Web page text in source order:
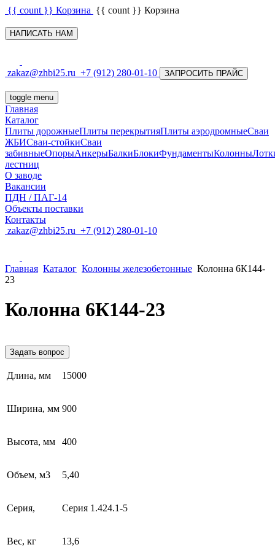
{{ count }} Корзина {{ count }} Корзина
НАПИСАТЬ НАМ
zakaz@zhbi25.ru +7 (912) 280-01-10 ЗАПРОСИТЬ ПРАЙС
toggle menu
Главная
Каталог
Плиты дорожныеПлиты перекрытияПлиты аэродромныеСваи
ЖБИСваи-стойкиСваи
забивныеОпорыАнкерыБалкиБлокиФундаментыКолонны
лестниц
О заводе
Вакансии
ПДН / ПАГ-14
Объекты поставки
Контакты
zakaz@zhbi25.ru +7 (912) 280-01-10
Главная Каталог Колонны железобетонные Колонна 6К144-
23
Колонна 6К144-23
Задать вопрос
Длина, мм 15000
Ширина, мм 900
Высота, мм 400
Объем, м3 5,40
Серия, Серия 1.424.1-5
Вес, кг 13,6